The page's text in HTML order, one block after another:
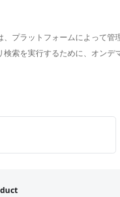
プラットフォームによって
索を実行するために、オン